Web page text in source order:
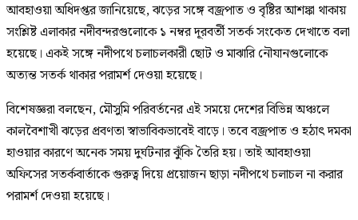
আবহাওয়া অধিদপ্তর জানিয়েছে, ঝড়ের সঙ্গে বজ্রপাত ও বৃষ্টির আশঙ্কা থাকায়
সংশ্লিষ্ট এলাকার নদীবন্দরগুলোকে ১ নম্বর দূরবর্তী সতর্ক সংকেত দেখাতে বলা
হয়েছে। একই সঙ্গে নদীপথে চলাচলকারী ছোট ও মাঝারি নৌযানগুলোকে
অত্যন্ত সতর্ক থাকার পরামর্শ দেওয়া হয়েছে।
বিশেষজ্ঞরা বলছেন, মৌসুমি পরিবর্তনের এই সময়ে দেশের বিভিন্ন অঞ্চলে
কালবৈশাখী ঝড়ের প্রবণতা স্বাভাবিকভাবেই বাড়ে। তবে বজ্রপাত ও হঠাৎ দমকা
হাওয়ার কারণে অনেক সময় দুর্ঘটনার ঝুঁকি তৈরি হয়। তাই আবহাওয়া
অফিসের সতর্কবার্তাকে গুরুত্ব দিয়ে প্রয়োজন ছাড়া নদীপথে চলাচল না করার
পরামর্শ দেওয়া হয়েছে।